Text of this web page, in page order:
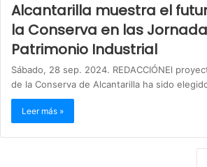
Alcantarilla muestra el
la Conserva en las
Patrimonio Industrial
Sábado, 28 sep. 2024. REDACCIÓNEl
de la Conserva de Alcantarilla ha sido
Leer más »